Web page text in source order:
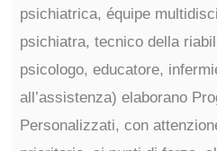
psichiatrica, équipe
psichiatra, tecnico della
psicologo, educatore,
all’assistenza) elaborano
Personalizzati, con